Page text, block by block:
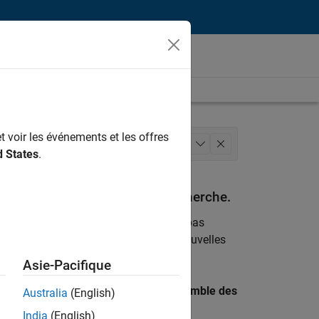
Ressources humaines
à vos critères de recherche.
. Si malgré tout vous ne trouvez pas
pour vous tenir au courant des nouvelles
par lieu pour trouver l’ensemble des
voir les événements et les offres
States.
Asie-Pacifique
Australia (English)
India (English)